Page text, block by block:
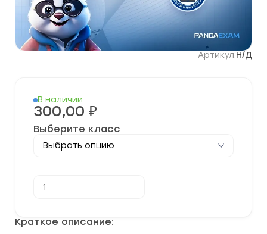
Артикул:Н/Д
Краткое описание:
В наличии
300,00 ₽
Выберите класс
товара
Диагностическая
работа